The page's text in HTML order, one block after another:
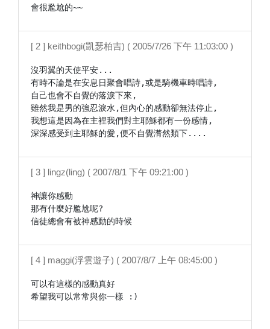
[ 2 ] keithbogi(凱瑟柏吉) ( 2005/7/26 下午 11:03:00 )
沒羽翼的天使平安...
有時不論是在安息日聚會唱詩,或是騎機車時唱詩,
自己也會不自覺的落淚下來,
雖然我是男的強忍淚水,但內心的感動卻無法停止,
我想這是因為在主裡我們對主耶穌都有一份感情,
深深感受到主耶穌的愛,便不自覺潸然類下....
[ 3 ] lingz(ling) ( 2007/8/1 下午 09:21:00 )
神讓你感動
那有什麼好尷尬呢?
信徒總會有被神感動的時候
[ 4 ] maggi(浮雲遊子) ( 2007/8/7 上午 08:45:00 )
可以有這樣的感動真好
希望我可以常常與你一樣 :)